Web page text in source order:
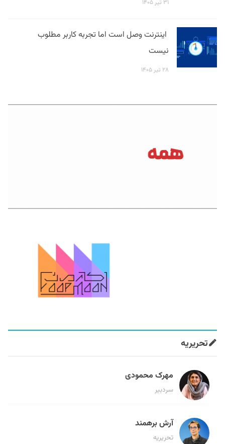
۳۱ تیر ۱۴۰۵
اینترنت وصل است اما تجربه کاربر مطلوب
نیست
۲۸ تیر ۱۴۰۵
تحریریه
مهرک محمودی
سردبیر
آرش برهمند
تحریریه